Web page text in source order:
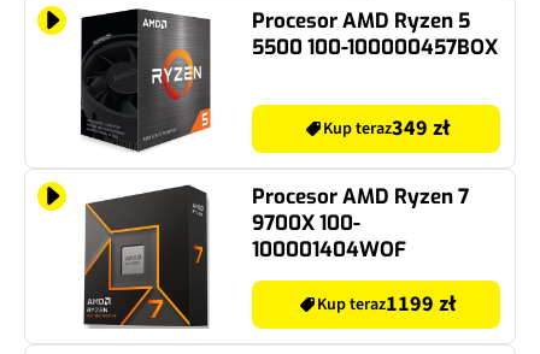
Procesor AMD Ryzen 5
5500 100-100000457BOX
Kup teraz349 zł
Procesor AMD Ryzen 7
9700X 100-
100001404WOF
Kup teraz1199 zł